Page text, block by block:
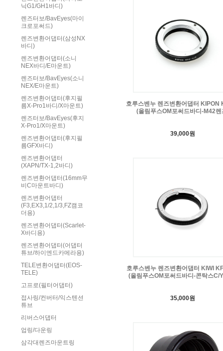
닉G1/GH1바디)
렌즈터보/BavEyes(마이
크로포써드)
렌즈변환어댑터(삼성NX
바디)
렌즈변환어댑터(소니
NEX바디/E마운트)
렌즈터보/BavEyes(소니
NEX/E마운트)
렌즈변환어댑터(후지필
름X-Pro1바디/X마운트)
렌즈터보/BavEyes(후지
X-Pro1/X마운트)
렌즈변환어댑터(후지필
름GFX바디)
렌즈변환어댑터
(XAPN/TX-1,2바디)
렌즈변환어댑터(16mm무
비C마운트바디)
렌즈변환어댑터
(F3,EX3,1/2,1/3,FZ캠코
더용)
렌즈변환어댑터(Scarlet-
X바디용)
렌즈변환어댑터(어댑터
튜브/하이엔드카메라용)
TELE변환어댑터(EOS-
TELE)
고프로(필터어댑터)
접사링/컨버터/익스텐션
튜브
리버스어댑터
업링/다운링
삼각대렌즈마운트링
호루스벤누 렌즈변환어댑터 KIPON
(올림푸스OM포써드바디-M42렌
39,000원
호루스벤누 렌즈변환어댑터 KIWI
(올림푸스OM포써드바디-콘탁스C/
35,000원